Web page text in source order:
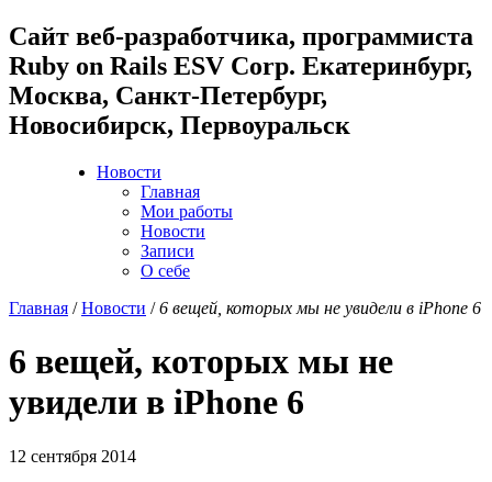
Cайт веб-разработчика, программиста
Ruby on Rails ESV Corp. Екатеринбург,
Москва, Санкт-Петербург,
Новосибирск, Первоуральск
Новости
Главная
Мои работы
Новости
Записи
О себе
Главная /Новости /6 вещей, которых мы не увидели в iPhone 6
6 вещей, которых мы не
увидели в iPhone 6
12 сентября 2014